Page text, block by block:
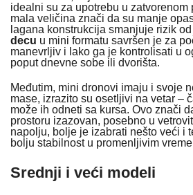
idealni su za upotrebu u zatvorenom
mala veličina znači da su manje
lagana konstrukcija smanjuje rizik
decu u mini formatu savršen je za
manevrljiv i lako ga je kontrolisati u
poput dnevne sobe ili dvorišta.
Međutim, mini dronovi imaju i svoje
mase, izrazito su osetljivi na vetar –
može ih odneti sa kursa. Ovo znači
prostoru izazovan, posebno u
napolju, bolje je izabrati nešto veći i
bolju stabilnost u promenljivim
Srednji i veći modeli